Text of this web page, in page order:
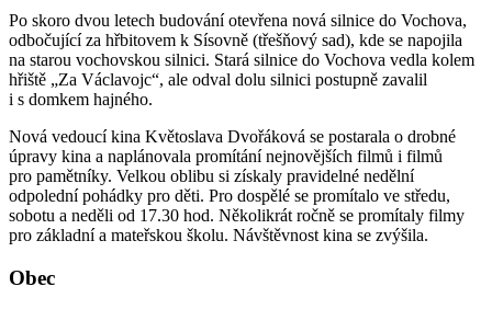
Po skoro dvou letech budování otevřena nová silnice do Vochova,
odbočující za hřbitovem k Sísovně (třešňový sad), kde se napojila
na starou vochovskou silnici. Stará silnice do Vochova vedla kolem
hřiště „Za Václavojc“, ale odval dolu silnici postupně zavalil
i s domkem hajného.
Nová vedoucí kina Květoslava Dvořáková se postarala o drobné
úpravy kina a naplánovala promítání nejnovějších filmů i filmů
pro pamětníky. Velkou oblibu si získaly pravidelné nedělní
odpolední pohádky pro děti. Pro dospělé se promítalo ve středu,
sobotu a neděli od 17.30 hod. Několikrát ročně se promítaly filmy
pro základní a mateřskou školu. Návštěvnost kina se zvýšila.
Obec